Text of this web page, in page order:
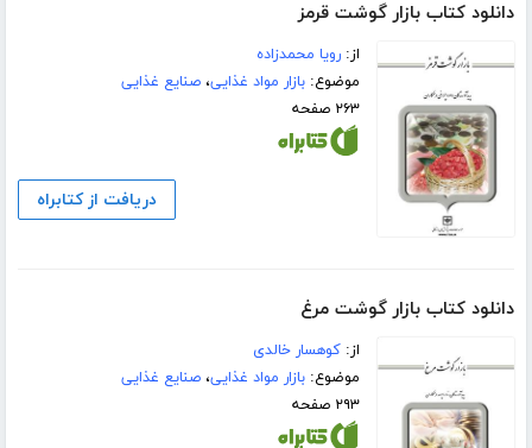
دانلود کتاب بازار گوشت قرمز
از:رویا محمدزاده
موضوع:بازار مواد غذایی،صنایع غذایی
۲۶۳ صفحه
دریافت از کتابراه
دانلود کتاب بازار گوشت مرغ
از:کوهسار خالدی
موضوع:بازار مواد غذایی،صنایع غذایی
۲۹۳ صفحه